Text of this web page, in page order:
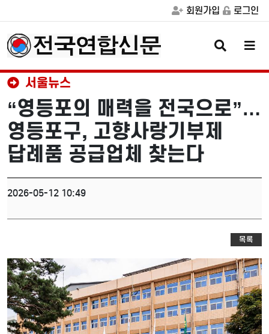
회원가입 로그인
검
색
버
메
버
서울뉴스
“영등포의 매력을 전국으로”…
영등포구, 고향사랑기부제
답례품 공급업체 찾는다
2026-05-12 10:49
목록